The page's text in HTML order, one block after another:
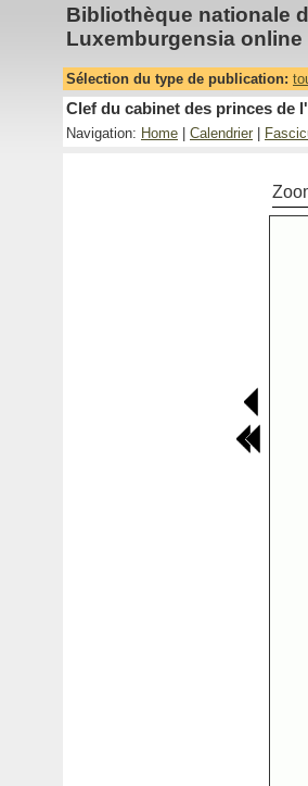
Bibliothèque nationale
Luxemburgensia online
Sélection du type de publication:
Clef du cabinet des princes de
Navigation: Home Calendrier